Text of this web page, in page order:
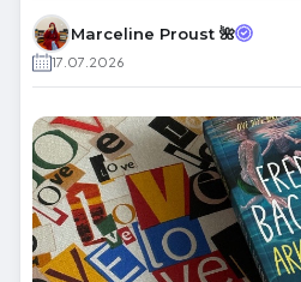
Marceline Proust 🌺
17.07.2026